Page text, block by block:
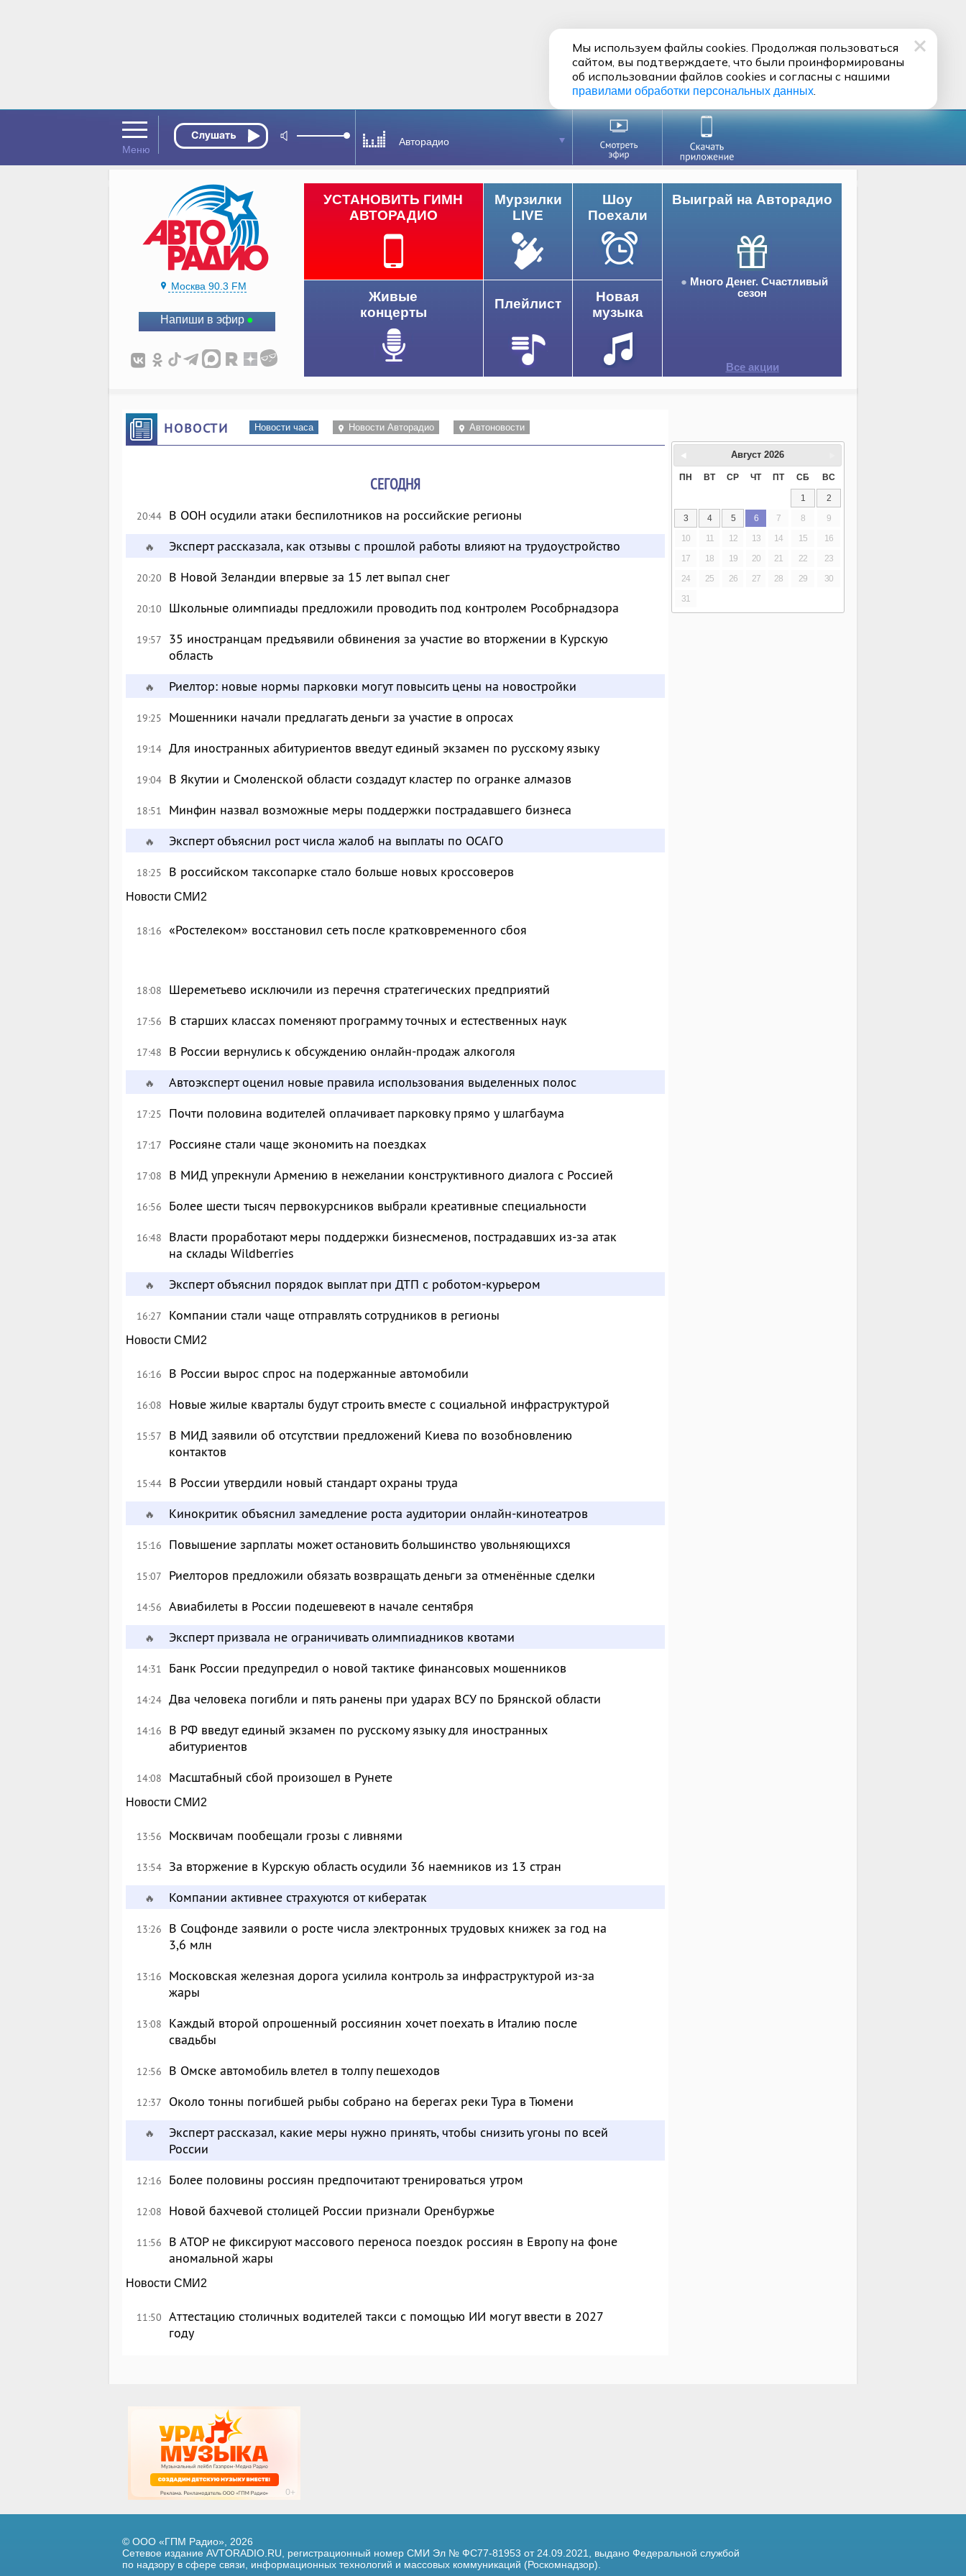
Авторадио
Москва 90.3 FM
Напиши в эфир
Выиграй на Авторадио
Много Денег. Счастливый
сезон
Все акции
УСТАНОВИТЬ ГИМН
АВТОРАДИО
Мурзилки
LIVE
Шоу
Поехали
Живые
концерты
Плейлист
Новая
музыка
НОВОСТИ Новости часа Новости Авторадио Автоновости
СЕГОДНЯ
20:44 В ООН осудили атаки беспилотников на российские регионы
🔥 Эксперт рассказала, как отзывы с прошлой работы влияют на трудоустройство
20:20 В Новой Зеландии впервые за 15 лет выпал снег
20:10 Школьные олимпиады предложили проводить под контролем Рособрнадзора
19:57
35 иностранцам предъявили обвинения за участие во вторжении в Курскую
область
🔥 Риелтор: новые нормы парковки могут повысить цены на новостройки
19:25 Мошенники начали предлагать деньги за участие в опросах
19:14 Для иностранных абитуриентов введут единый экзамен по русскому языку
19:04 В Якутии и Смоленской области создадут кластер по огранке алмазов
18:51 Минфин назвал возможные меры поддержки пострадавшего бизнеса
🔥 Эксперт объяснил рост числа жалоб на выплаты по ОСАГО
18:25 В российском таксопарке стало больше новых кроссоверов
Новости СМИ2
18:16 «Ростелеком» восстановил сеть после кратковременного сбоя
18:08 Шереметьево исключили из перечня стратегических предприятий
17:56 В старших классах поменяют программу точных и естественных наук
17:48 В России вернулись к обсуждению онлайн-продаж алкоголя
🔥 Автоэксперт оценил новые правила использования выделенных полос
17:25 Почти половина водителей оплачивает парковку прямо у шлагбаума
17:17 Россияне стали чаще экономить на поездках
17:08 В МИД упрекнули Армению в нежелании конструктивного диалога с Россией
16:56 Более шести тысяч первокурсников выбрали креативные специальности
16:48
Власти проработают меры поддержки бизнесменов, пострадавших из-за атак
на склады Wildberries
🔥 Эксперт объяснил порядок выплат при ДТП с роботом-курьером
16:27 Компании стали чаще отправлять сотрудников в регионы
Новости СМИ2
16:16 В России вырос спрос на подержанные автомобили
16:08 Новые жилые кварталы будут строить вместе с социальной инфраструктурой
15:57
В МИД заявили об отсутствии предложений Киева по возобновлению
контактов
15:44 В России утвердили новый стандарт охраны труда
🔥 Кинокритик объяснил замедление роста аудитории онлайн-кинотеатров
15:16 Повышение зарплаты может остановить большинство увольняющихся
15:07 Риелторов предложили обязать возвращать деньги за отменённые сделки
14:56 Авиабилеты в России подешевеют в начале сентября
🔥 Эксперт призвала не ограничивать олимпиадников квотами
14:31 Банк России предупредил о новой тактике финансовых мошенников
14:24 Два человека погибли и пять ранены при ударах ВСУ по Брянской области
14:16
В РФ введут единый экзамен по русскому языку для иностранных
абитуриентов
14:08 Масштабный сбой произошел в Рунете
Новости СМИ2
13:56 Москвичам пообещали грозы с ливнями
13:54 За вторжение в Курскую область осудили 36 наемников из 13 стран
🔥 Компании активнее страхуются от кибератак
13:26
В Соцфонде заявили о росте числа электронных трудовых книжек за год на
3,6 млн
13:16
Московская железная дорога усилила контроль за инфраструктурой из-за
жары
13:08
Каждый второй опрошенный россиянин хочет поехать в Италию после
свадьбы
12:56 В Омске автомобиль влетел в толпу пешеходов
12:37 Около тонны погибшей рыбы собрано на берегах реки Тура в Тюмени
🔥
Эксперт рассказал, какие меры нужно принять, чтобы снизить угоны по всей
России
12:16 Более половины россиян предпочитают тренироваться утром
12:08 Новой бахчевой столицей России признали Оренбуржье
11:56
В АТОР не фиксируют массового переноса поездок россиян в Европу на фоне
аномальной жары
Новости СМИ2
11:50 Аттестацию столичных водителей такси с помощью ИИ могут ввести в 2027
году
Август 2026
ПН ВТ СР ЧТ ПТ СБ ВС
1
2
3
4 5 6 7 8
9
10
11 12 13 14 15
16
17
18 19 20 21 22
23
24
25 26 27 28 29
30
31
© ООО «ГПМ Радио», 2026
Сетевое издание AVTORADIO.RU, регистрационный номер СМИ Эл № ФС77-81953 от 24.09.2021,
выдано Федеральной службой
по надзору в сфере связи,
информационных технологий и массовых коммуникаций (Роскомнадзор).
Мы используем файлы cookies. Продолжая пользоваться
сайтом, вы подтверждаете, что были проинформированы
об использовании файлов cookies и согласны с нашими
правилами обработки персональных данных.